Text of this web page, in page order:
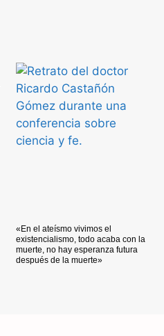
«En el ateísmo vivimos el
existencialismo, todo acaba con la
muerte, no hay esperanza futura
después de la muerte»